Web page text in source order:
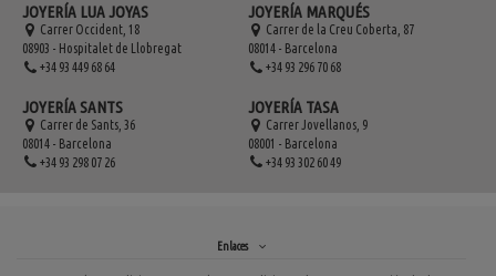
JOYERÍA LUA JOYAS
Carrer Occident, 18
08903 - Hospitalet de Llobregat
+34 93 449 68 64
JOYERÍA SANTS
Carrer de Sants, 36
08014 - Barcelona
+34 93 298 07 26
JOYERÍA MARQUÉS
Carrer de la Creu Coberta, 87
08014 - Barcelona
+34 93 296 70 68
JOYERÍA TASA
Carrer Jovellanos, 9
08001 - Barcelona
+34 93 302 60 49
Enlaces